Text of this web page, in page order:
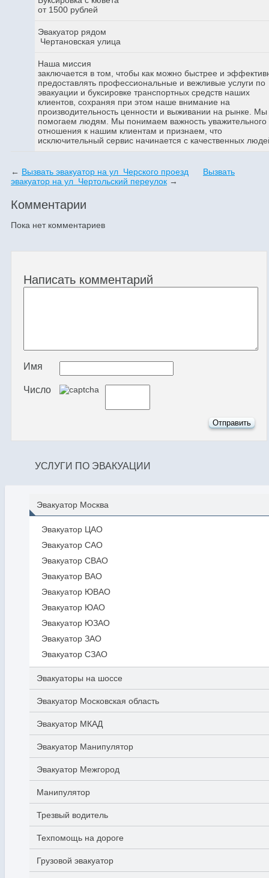
от 1500 рублей
Эвакуатор рядом
Чертановская улица
Наша миссия
заключается в том, чтобы как можно быстрее и
предоставлять профессиональные и вежливые услуги по
эвакуации и буксировке транспортных средств наших
клиентов, сохраняя при этом наше внимание на
производительность ценности и выживании на рынке. Мы
помогаем людям. Мы понимаем важность уважительного
отношения к нашим клиентам и признаем, что
исключительный сервис начинается с качественных
← Вызвать эвакуатор на ул Черского проезд
Вызвать
эвакуатор на ул Чертольский переулок →
Комментарии
Пока нет комментариев
Написать комментарий
Имя
Число
УСЛУГИ ПО ЭВАКУАЦИИ
Эвакуатор Москва
Эвакуатор ЦАО
Эвакуатор САО
Эвакуатор СВАО
Эвакуатор ВАО
Эвакуатор ЮВАО
Эвакуатор ЮАО
Эвакуатор ЮЗАО
Эвакуатор ЗАО
Эвакуатор СЗАО
Эвакуаторы на шоссе
Эвакуатор Московская область
Эвакуатор МКАД
Эвакуатор Манипулятор
Эвакуатор Межгород
Манипулятор
Трезвый водитель
Техпомощь на дороге
Грузовой эвакуатор